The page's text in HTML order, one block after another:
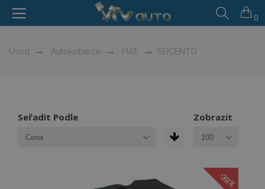
0
Úvod Autokoberce FIAT SEICENTO
Seřadit Podle Zobrazit
-39%